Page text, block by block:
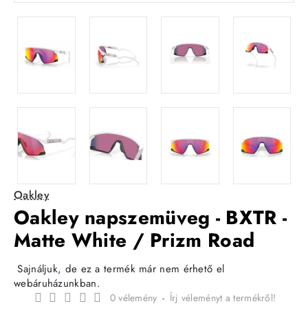
Oakley
Oakley napszemüveg - BXTR -
Matte White / Prizm Road
Sajnáljuk, de ez a termék már nem érhető el
webáruházunkban.
0 vélemény - Írj véleményt a termékről!